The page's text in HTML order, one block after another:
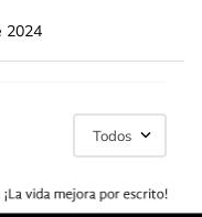
2024
Todos